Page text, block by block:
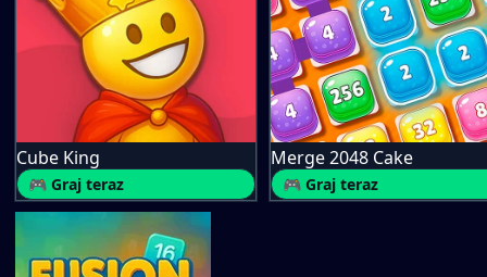
Cube King
🎮 Graj teraz
Merge 2048 Cake
🎮 Graj teraz